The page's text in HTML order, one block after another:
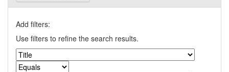
Add filters:
Use filters to refine the search results.